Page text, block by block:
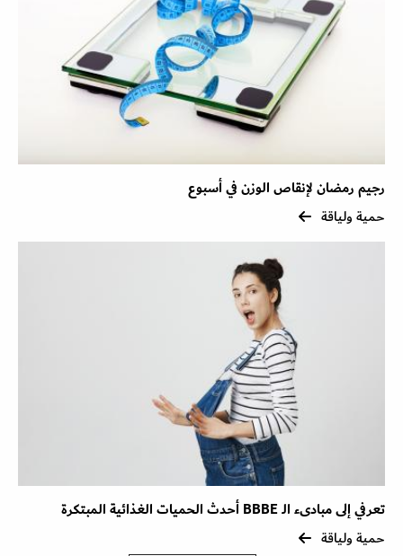
رجيم رمضان لإنقاص الوزن في أسبوع
حمية ولياقة
تعرفي إلى مبادىء الـ BBBE أحدث الحميات الغذائية المبتكرة
حمية ولياقة